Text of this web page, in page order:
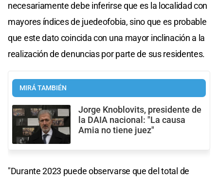
necesariamente debe inferirse que es la localidad con
mayores índices de juedeofobia, sino que es probable
que este dato coincida con una mayor inclinación a la
realización de denuncias por parte de sus residentes.
MIRÁ TAMBIÉN
Jorge Knoblovits, presidente de
la DAIA nacional: "La causa
Amia no tiene juez"
"Durante 2023 puede observarse que del total de